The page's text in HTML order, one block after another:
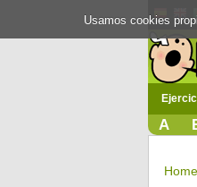
A
Home
Usamos cookies